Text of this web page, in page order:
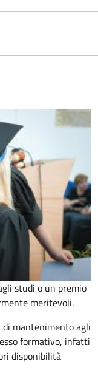
studi o un premio
meritevoli.
di mantenimento agli
formativo, infatti
disponibilità